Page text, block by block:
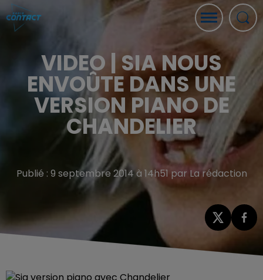
VIDEO | SIA NOUS
ENVOÛTE DANS UNE
VERSION PIANO DE
CHANDELIER
Publié : 9 septembre 2014 à 14h51 par La rédaction